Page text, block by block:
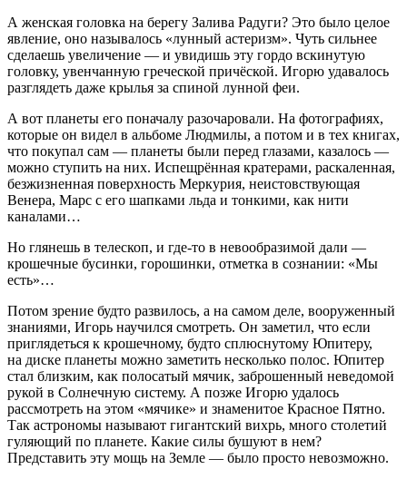
А женская головка на берегу Залива Радуги? Это было целое
явление, оно называлось «лунный астеризм». Чуть сильнее
сделаешь увеличение — и увидишь эту гордо вскинутую
головку, увенчанную греческой причёской. Игорю удавалось
разглядеть даже крылья за спиной лунной феи.
А вот планеты его поначалу разочаровали. На фотографиях,
которые он видел в альбоме Людмилы, а потом и в тех книгах,
что покупал сам — планеты были перед глазами, казалось —
можно ступить на них. Испещрённая кратерами, раскаленная,
безжизненная поверхность Меркурия, неистовствующая
Венера, Марс с его шапками льда и тонкими, как нити
каналами…
Но глянешь в телескоп, и где-то в невообразимой дали —
крошечные бусинки, горошинки, отметка в сознании: «Мы
есть»…
Потом зрение будто развилось, а на самом деле, вооруженный
знаниями, Игорь научился смотреть. Он заметил, что если
приглядеться к крошечному, будто сплюснутому Юпитеру,
на диске планеты можно заметить несколько полос. Юпитер
стал близким, как полосатый мячик, заброшенный неведомой
рукой в Солнечную систему. А позже Игорю удалось
рассмотреть на этом «мячике» и знаменитое Красное Пятно.
Так астрономы называют гигантский вихрь, много столетий
гуляющий по планете. Какие силы бушуют в нем?
Представить эту мощь на Земле — было просто невозможно.